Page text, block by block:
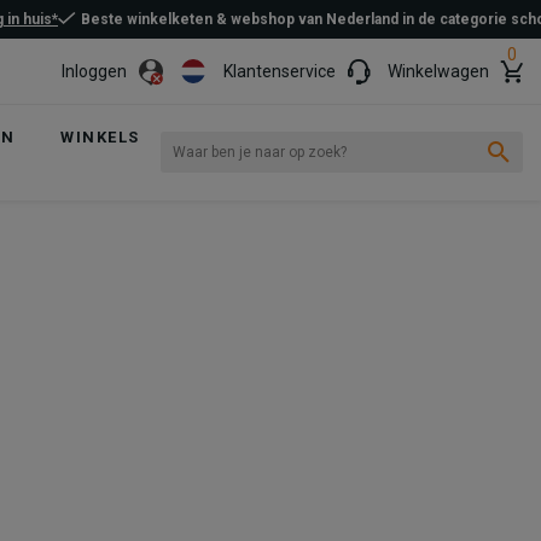
Inloggen Klantenservice
0
Winkelwagen
WINKELS
in huis* Beste winkelketen & webshop van Nederland in de categorie